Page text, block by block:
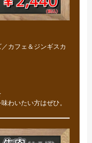
カフェ＆ジンギスカ
わいたい方はぜひ。